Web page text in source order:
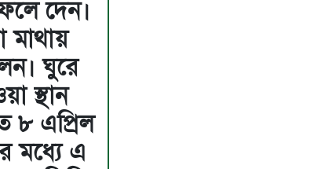
দেন।
মাথায়
ঘুরে
স্থান
৮ এপ্রিল
মধ্যে এ